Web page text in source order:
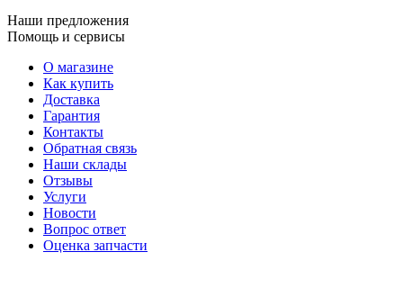
Наши предложения
Помощь и сервисы
О магазине
Как купить
Доставка
Гарантия
Контакты
Обратная связь
Наши склады
Отзывы
Услуги
Новости
Вопрос ответ
Оценка запчасти